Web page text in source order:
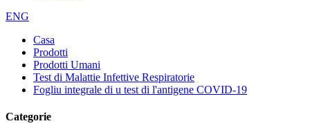
ENG
Casa
Prodotti
Prodotti Umani
Test di Malattie Infettive Respiratorie
Fogliu integrale di u test di l'antigene COVID-19
Categorie